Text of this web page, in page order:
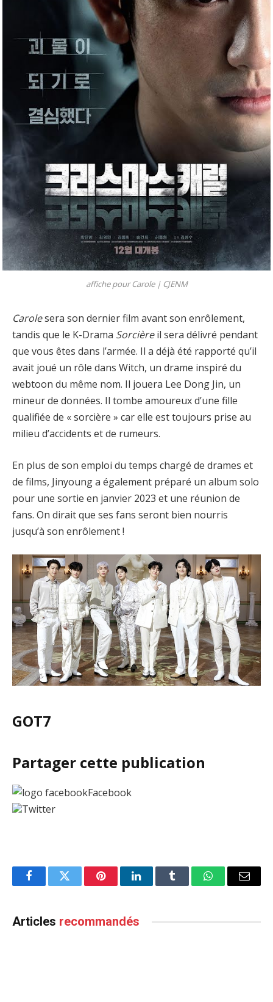
affiche pourCarole| CJENM
Carolesera son dernier film avant son enrôlement,
tandis que le K-Drama Sorcièreil sera délivré pendant
que vous êtes dans l’armée. Il a déjà été rapporté qu’il
avait joué un rôle dans Witch, un drame inspiré du
webtoon du même nom. Il jouera Lee Dong Jin, un
mineur de données. Il tombe amoureux d’une fille
qualifiée de « sorcière » car elle est toujours prise au
milieu d’accidents et de rumeurs.
En plus de son emploi du temps chargé de drames et
de films, Jinyoung a également préparé un album solo
pour une sortie en janvier 2023 et une réunion de
fans. On dirait que ses fans seront bien nourris
jusqu’à son enrôlement !
GOT7
Partager cette publication
Facebook
Twitter
FacebookTwitter PinterestLinkedInTumblr WhatsAppEmail
Articles recommandés